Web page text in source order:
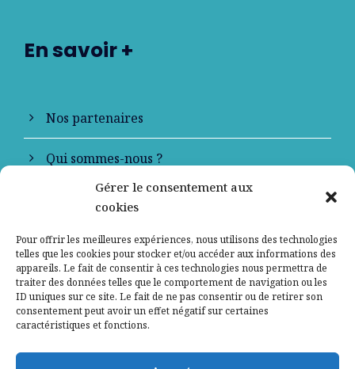
Gérer le consentement aux
cookies
Pour offrir les meilleures expériences, nous utilisons des technologies
telles que les cookies pour stocker et/ou accéder aux informations des
appareils. Le fait de consentir à ces technologies nous permettra de
traiter des données telles que le comportement de navigation ou les
ID uniques sur ce site. Le fait de ne pas consentir ou de retirer son
consentement peut avoir un effet négatif sur certaines
caractéristiques et fonctions.
En savoir +
Nos partenaires
Qui sommes-nous ?
Contactez-nous
Mentions légales
Politique de confidentialité